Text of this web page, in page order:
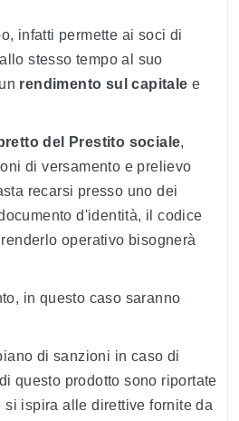
infatti permette ai soci di
stesso tempo al suo
rendimento sul capitale e
del Prestito sociale,
di versamento e prelievo
recarsi presso uno dei
d'identità, il codice
operativo bisognerà
in questo caso saranno
di sanzioni in caso di
questo prodotto sono riportate
si ispira alle direttive fornite da